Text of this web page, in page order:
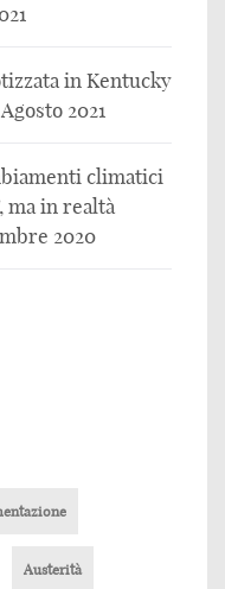
in Kentucky
Agosto 2021
climatici
ma in realtà
2020
Austerità